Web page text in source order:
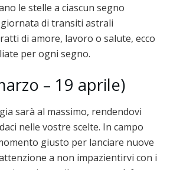
le stelle a ciascun segno
di transiti astrali
di amore, lavoro o salute, ecco
per ogni segno.
– 19 aprile)
sarà al massimo, rendendovi
nelle vostre scelte. In campo
giusto per lanciare nuove
a non impazientirvi con i